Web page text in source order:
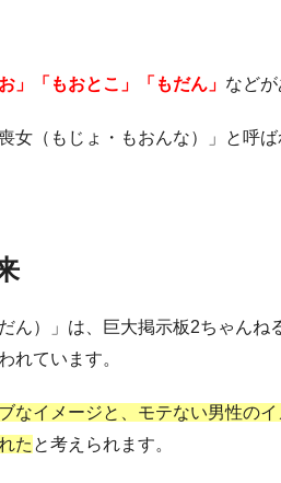
お」「もおとこ」「もだん」 など
女（もじょ・もおんな）」と呼ば
ん）」は、巨大掲示板2ちゃん
れています。
なイメージと、モテない男性の
た と考えられます。